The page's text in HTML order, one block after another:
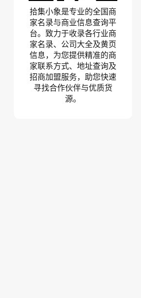
拾集小象是专业的全国商
家名录与商业信息查询平
台。致力于收录各行业商
家名录、公司大全及黄页
信息，为您提供精准的商
家联系方式、地址查询及
招商加盟服务，助您快速
寻找合作伙伴与优质货
源。